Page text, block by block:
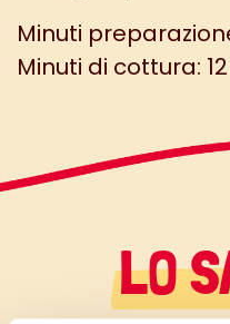
Minuti
Minuti di cottura: 12
LO